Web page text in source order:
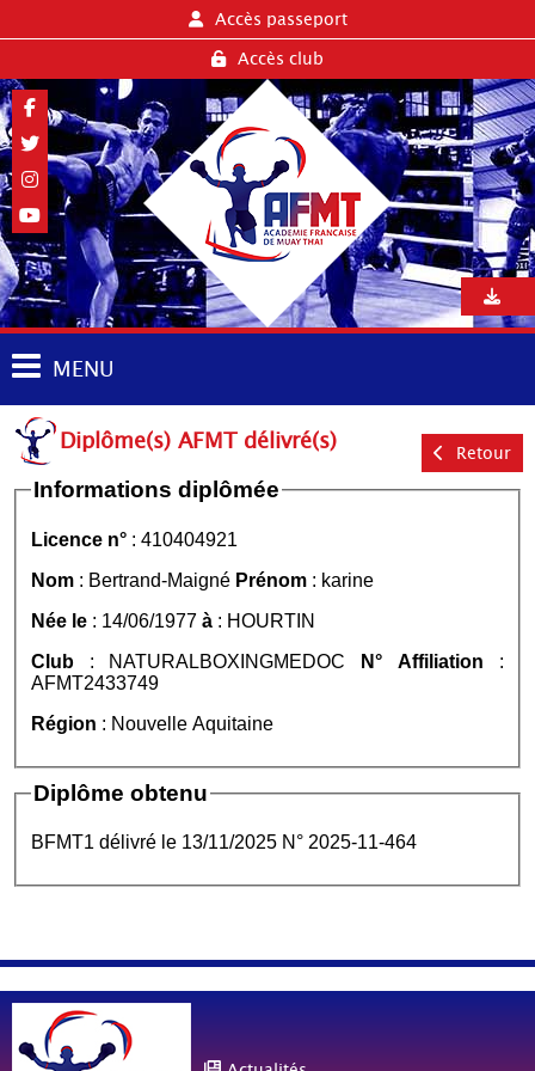
Accès passeport
Accès club
MENU
Diplôme(s) AFMT délivré(s) Retour
Informations diplômée
Licence n° : 410404921
Nom : Bertrand-Maigné Prénom : karine
Née le : 14/06/1977 à : HOURTIN
Club : NATURALBOXINGMEDOC N° Affiliation :
AFMT2433749
Région : Nouvelle Aquitaine
Diplôme obtenu
BFMT1 délivré le 13/11/2025 N° 2025-11-464